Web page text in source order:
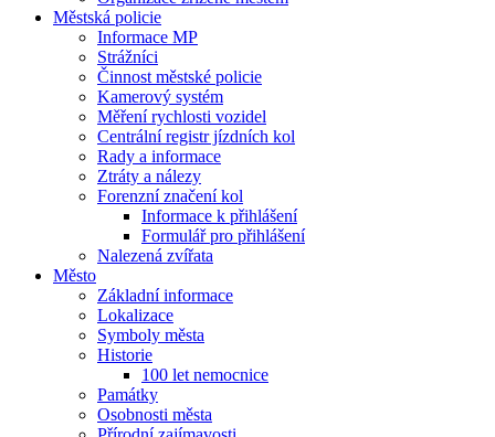
Městská policie
Informace MP
Strážníci
Činnost městské policie
Kamerový systém
Měření rychlosti vozidel
Centrální registr jízdních kol
Rady a informace
Ztráty a nálezy
Forenzní značení kol
Informace k přihlášení
Formulář pro přihlášení
Nalezená zvířata
Město
Základní informace
Lokalizace
Symboly města
Historie
100 let nemocnice
Památky
Osobnosti města